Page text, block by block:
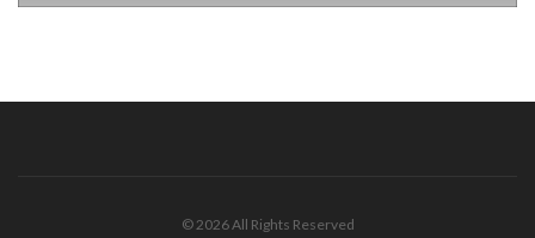
© 2026 All Rights Reserved